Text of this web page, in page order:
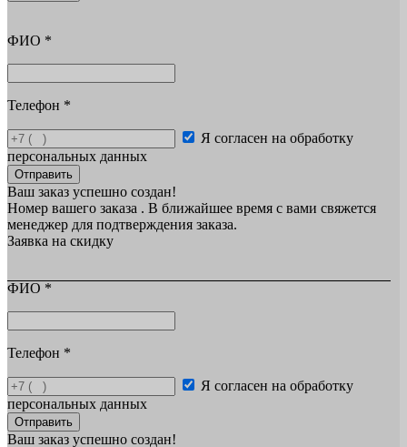
ФИО *
Телефон *
Я согласен на обработку
персональных данных
Отправить
Ваш заказ успешно создан!
Номер вашего заказа . В ближайшее время с вами свяжется
менеджер для подтверждения заказа.
Заявка на скидку
ФИО *
Телефон *
Я согласен на обработку
персональных данных
Отправить
Ваш заказ успешно создан!